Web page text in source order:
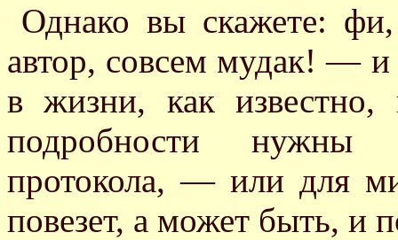
Однако вы скажете:
автор, совсем мудак! —
в жизни, как
подробности нужны
протокола, — или для
повезет, а может быть, и